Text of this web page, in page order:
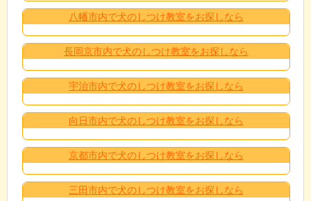
八幡市内で犬のしつけ教室をお探しなら
長岡京市内で犬のしつけ教室をお探しなら
宇治市内で犬のしつけ教室をお探しなら
向日市内で犬のしつけ教室をお探しなら
京都市内で犬のしつけ教室をお探しなら
三田市内で犬のしつけ教室をお探しなら